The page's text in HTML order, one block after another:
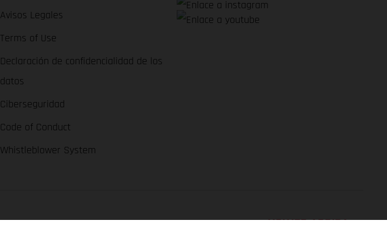
Avisos Legales
Terms of Use
Declaración de confidencialidad de los
datos
Ciberseguridad
Code of Conduct
Whistleblower System